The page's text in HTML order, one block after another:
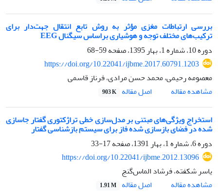
بررسی ارتباطات مغزی مؤثر به روش تابع انتقال جهت‌دار برای
ترکیب‌های مختلف توجه و هوشیاری بر‌اساس سیگنال EEG
دوره 10، شماره 1، بهار 1395، صفحه
59-68
https://doi.org/10.22041/ijbme.2017.60791.1203
معصومه رحیمی، محمد حسن مرادی، فرناز قاسمی
مشاهده مقاله
اصل مقاله 903 K
استخراج ویژگی‌های مبتنی بر مدل‌سازی خطی تراژکتوری گفتار جاسازی
شده در فضای بازسازی شده فاز برای سیستم بازشناسی گفتار
دوره 6، شماره 1، بهار 1391، صفحه
17-33
https://doi.org/10.22041/ijbme.2012.13096
یاسر شکفته، فرشاد الماس‌گنج
مشاهده مقاله
اصل مقاله 1.91 M